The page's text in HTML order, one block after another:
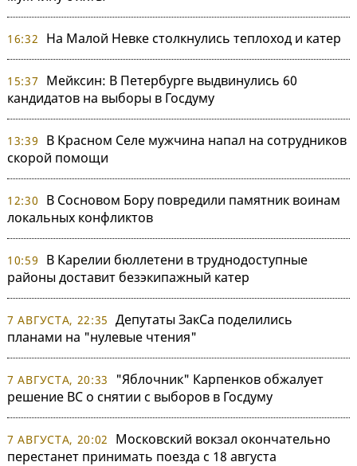
16:32 На Малой Невке столкнулись теплоход и катер
15:37
Мейксин: В Петербурге выдвинулись 60
кандидатов на выборы в Госдуму
13:39
В Красном Селе мужчина напал на сотрудников
скорой помощи
12:30
В Сосновом Бору повредили памятник воинам
локальных конфликтов
10:59
В Карелии бюллетени в труднодоступные
районы доставит безэкипажный катер
7 АВГУСТА, 22:35 Депутаты ЗакСа поделились
планами на "нулевые чтения"
7 АВГУСТА, 20:33
"Яблочник" Карпенков обжалует
решение ВС о снятии с выборов в Госдуму
7 АВГУСТА, 20:02
Московский вокзал окончательно
перестанет принимать поезда с 18 августа